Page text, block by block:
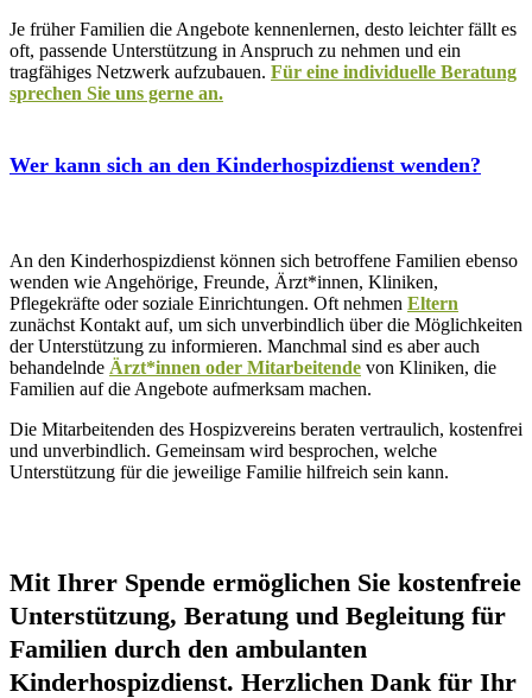
Je früher Familien die Angebote kennenlernen, desto leichter fällt es
oft, passende Unterstützung in Anspruch zu nehmen und ein
tragfähiges Netzwerk aufzubauen. Für eine individuelle Beratung
sprechen Sie uns gerne an.
Wer kann sich an den Kinderhospizdienst wenden?
An den Kinderhospizdienst können sich betroffene Familien ebenso
wenden wie Angehörige, Freunde, Ärzt*innen, Kliniken,
Pflegekräfte oder soziale Einrichtungen. Oft nehmen Eltern
zunächst Kontakt auf, um sich unverbindlich über die Möglichkeiten
der Unterstützung zu informieren. Manchmal sind es aber auch
behandelnde Ärzt*innen oder Mitarbeitende von Kliniken, die
Familien auf die Angebote aufmerksam machen.
Die Mitarbeitenden des Hospizvereins beraten vertraulich, kostenfrei
und unverbindlich. Gemeinsam wird besprochen, welche
Unterstützung für die jeweilige Familie hilfreich sein kann.
Mit Ihrer Spende ermöglichen Sie kostenfreie
Unterstützung, Beratung und Begleitung für
Familien durch den ambulanten
Kinderhospizdienst. Herzlichen Dank für Ihr